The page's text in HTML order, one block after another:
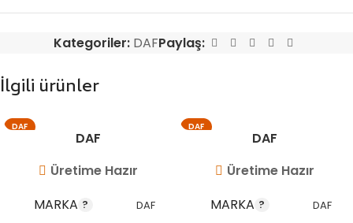
Kategoriler: DAFPaylaş:
İlgili ürünler
DAF
DAF
Üretime Hazır
MARKA
DAF
DAF
DAF
Üretime Hazır
MARKA
DAF